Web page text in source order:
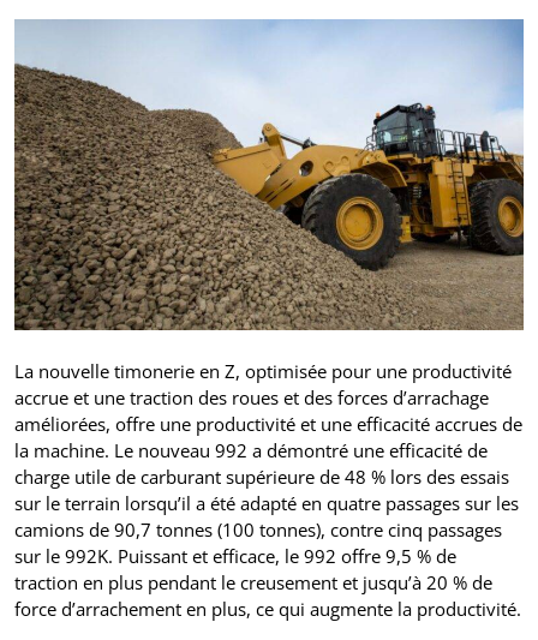
La nouvelle timonerie en Z, optimisée pour une productivité
accrue et une traction des roues et des forces d’arrachage
améliorées, offre une productivité et une efficacité accrues de
la machine. Le nouveau 992 a démontré une efficacité de
charge utile de carburant supérieure de 48 % lors des essais
sur le terrain lorsqu’il a été adapté en quatre passages sur les
camions de 90,7 tonnes (100 tonnes), contre cinq passages
sur le 992K. Puissant et efficace, le 992 offre 9,5 % de
traction en plus pendant le creusement et jusqu’à 20 % de
force d’arrachement en plus, ce qui augmente la productivité.